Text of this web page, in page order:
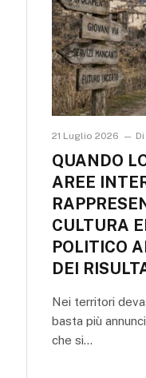
21 Luglio 2026 Di
QUANDO
AREE
CULTURA
POLITICO
DEI
Nei territori
basta più
che si…